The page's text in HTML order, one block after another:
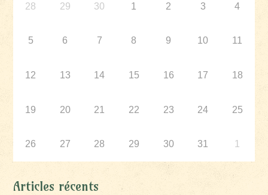
28 29 30 1 2 3 4
5 6 7 8 9 10 11
12 13 14 15 16 17 18
19 20 21 22 23 24 25
26 27 28 29 30 31 1
Articles récents